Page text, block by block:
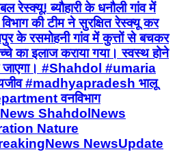
रेस्क्यू! ब्यौहारी के धनौली गांव में
की टीम ने सुरक्षित रेस्क्यू कर
के रसमोहनी गांव में कुत्तों से बचकर
का इलाज कराया गया। स्वस्थ होने
जाएगा। #Shahdol #umaria
#madhyapradesh भालू
वनविभाग
ShahdolNews
Nature
NewsUpdate